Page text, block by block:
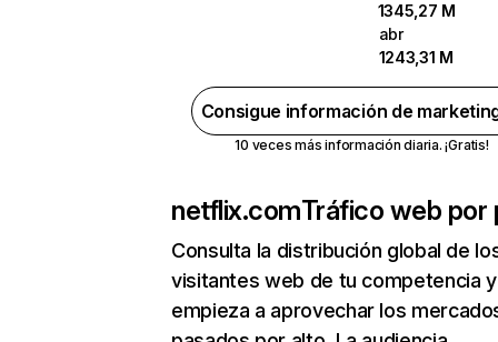
1345,27 M
abr
1243,31 M
Consigue información de
10 veces más información diaria. ¡Gratis!
netflix.comTráfico web por
Consulta la distribución global de
visitantes web de tu competencia y
empieza a aprovechar los